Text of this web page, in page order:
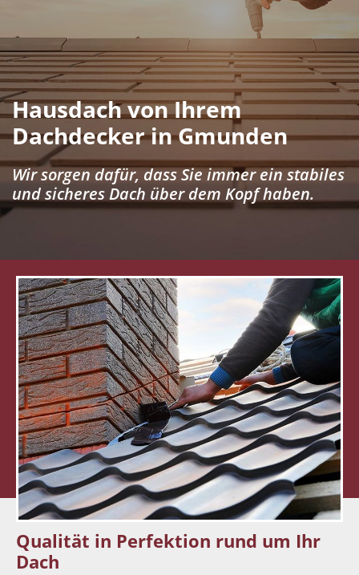
Hausdach von Ihrem
Dachdecker in Gmunden
Wir sorgen dafür, dass Sie immer ein stabiles
und sicheres Dach über dem Kopf haben.
Qualität in Perfektion rund um Ihr
Dach